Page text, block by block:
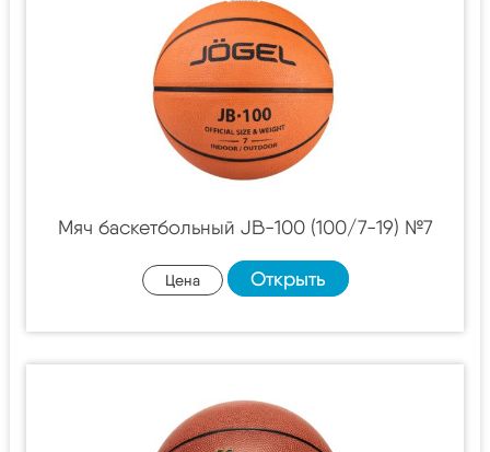
Мяч баскетбольный JB-100 (100/7-19) №7
Цена Открыть